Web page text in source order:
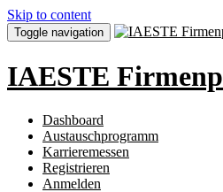
Skip to content
Toggle navigation
IAESTE
Dashboard
Austauschprogramm
Karrieremessen
Registrieren
Anmelden